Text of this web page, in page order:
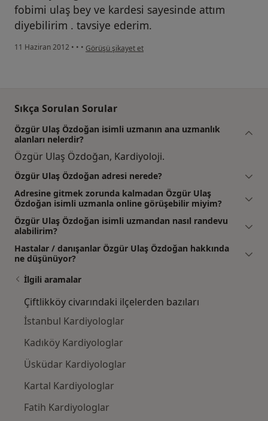
fobimi ulaş bey ve kardesi sayesinde attım
diyebilirim . tavsiye ederim.
11 Haziran 2012 • • • kullanıcının görüşüne göre bu...n
Görüşü şikayet et
Sıkça Sorulan Sorular
Özgür Ulaş Özdoğan isimli uzmanın ana uzmanlık
alanları nelerdir?
Özgür Ulaş Özdoğan, Kardiyoloji.
Özgür Ulaş Özdoğan adresi nerede?
Adresine gitmek zorunda kalmadan Özgür Ulaş
Özdoğan isimli uzmanla online görüşebilir miyim?
Özgür Ulaş Özdoğan isimli uzmandan nasıl randevu
alabilirim?
Hastalar / danışanlar Özgür Ulaş Özdoğan hakkında
ne düşünüyor?
İlgili aramalar
Çiftlikköy civarındaki ilçelerden bazıları
İstanbul Kardiyologlar
Kadıköy Kardiyologlar
Üsküdar Kardiyologlar
Kartal Kardiyologlar
Fatih Kardiyologlar